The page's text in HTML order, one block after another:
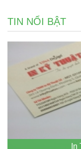
TIN NỔI BẬT